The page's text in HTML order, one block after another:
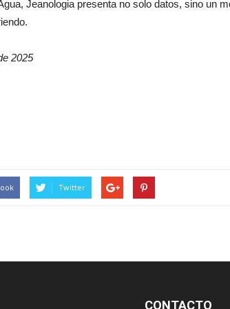
Jeanologia presenta no solo datos, sino un
2025
Twitter
CONTACTO